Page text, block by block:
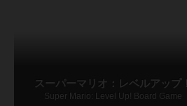
スーパーマリオ：レベルアップ！
Super Mario: Level Up! Board Game